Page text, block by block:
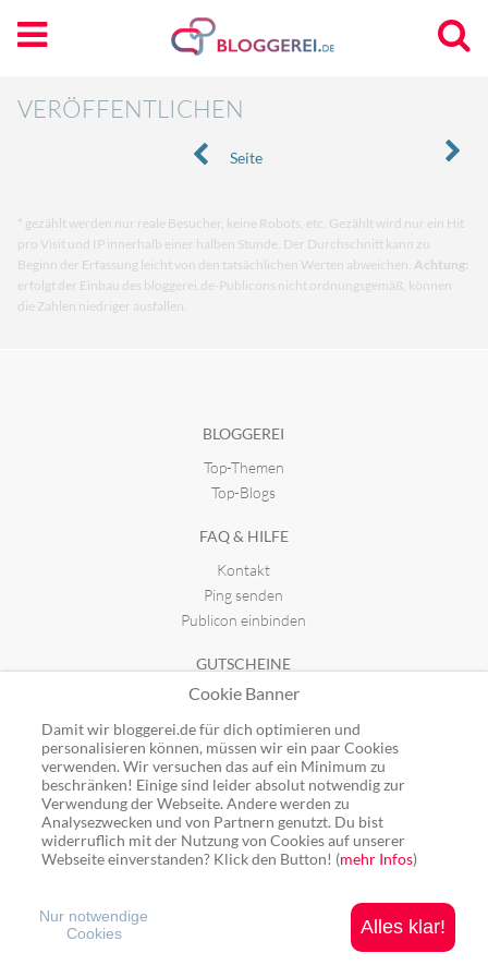
VERÖFFENTLICHEN
Seite
* gezählt werden nur reale Besucher, keine Robots, etc. Gezählt wird nur ein Hit
pro Visit und IP innerhalb einer halben Stunde. Der Durchschnitt kann zu
Beginn der Erfassung leicht von den tatsächlichen Werten abweichen. Achtung:
erfolgt der Einbau des bloggerei.de-Publicons nicht ordnungsgemäß, können
die Zahlen niedriger ausfallen.
BLOGGEREI
Top-Themen
Top-Blogs
FAQ & HILFE
Kontakt
Ping senden
Publicon einbinden
GUTSCHEINE
Top-Gutscheine
Alle Shops
Ping: http://rpc.bloggerei.de/ping/ (*nur für angemeldete Blogs)
Blogverzeichnis Bloggerei.de © 2006 - 2026
Cookie Banner
Damit wir bloggerei.de für dich optimieren und
personalisieren können, müssen wir ein paar Cookies
verwenden. Wir versuchen das auf ein Minimum zu
beschränken! Einige sind leider absolut notwendig zur
Verwendung der Webseite. Andere werden zu
Analysezwecken und von Partnern genutzt. Du bist
widerruflich mit der Nutzung von Cookies auf unserer
Webseite einverstanden? Klick den Button! (mehr Infos)
Alles klar!
Nur notwendige
Cookies